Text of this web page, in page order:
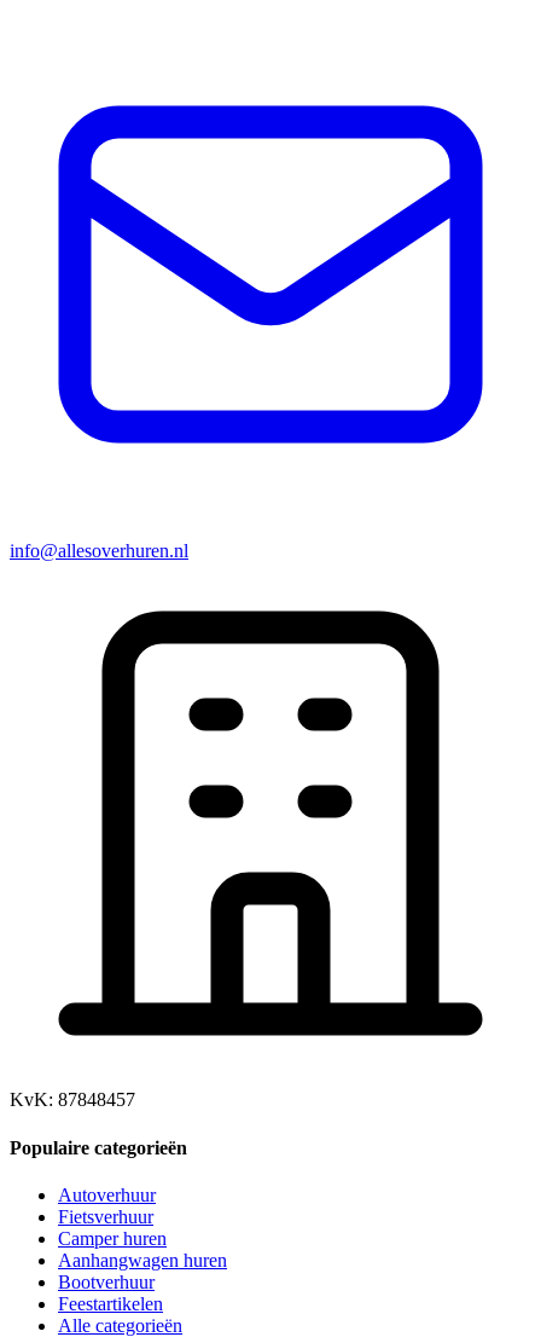
info@allesoverhuren.nl
KvK: 87848457
Populaire categorieën
Autoverhuur
Fietsverhuur
Camper huren
Aanhangwagen huren
Bootverhuur
Feestartikelen
Alle categorieën